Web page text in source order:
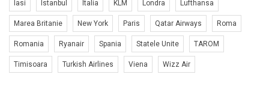
Iasi Istanbul Italia KLM Londra Lufthansa
Marea Britanie New York Paris Qatar Airways Roma
Romania Ryanair Spania Statele Unite TAROM
Timisoara Turkish Airlines Viena Wizz Air